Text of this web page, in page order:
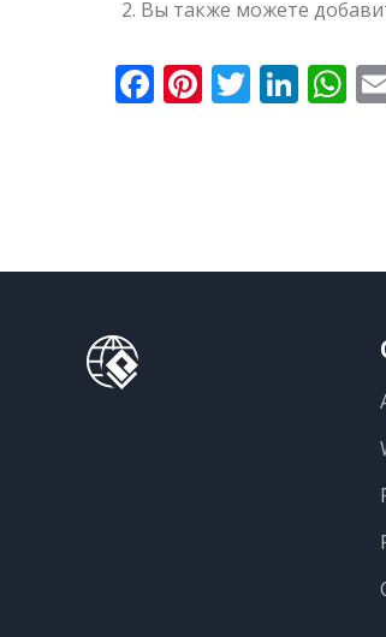
Вы также можете
Facebook
Pinterest
Twitter